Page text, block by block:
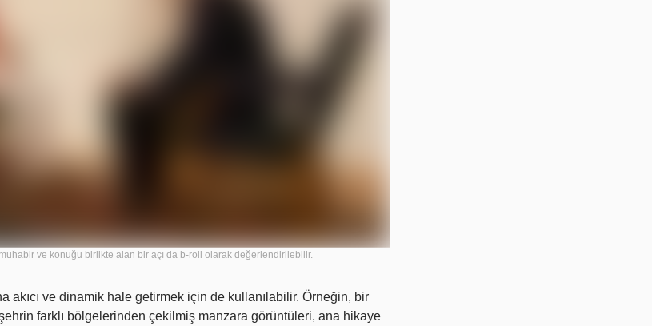
ve konuğu birlikte alan bir açı da b-roll olarak değerlendirilebilir.
akıcı ve dinamik hale getirmek için de kullanılabilir. Örneğin, bir
farklı bölgelerinden çekilmiş manzara görüntüleri, ana hikaye